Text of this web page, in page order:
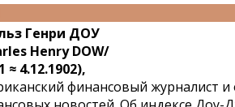
Генри ДОУ
Henry DOW/
≈ 4.12.1902),
финансовый журналист и